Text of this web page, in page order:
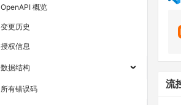
OpenAPI 概览
变更历史
授权信息
数据结构
所有错误码 流